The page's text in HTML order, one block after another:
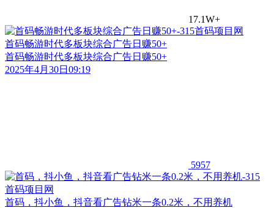
17.1W+
首码畅游时代多板块综合广告日赚50+
首码畅游时代多板块综合广告日赚50+
2025年4月30日09:19
5957
首码，抖小鱼，抖音看广告钻米一条0.2米，不用养机